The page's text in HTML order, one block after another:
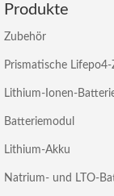
Produkte
Zubehör
Prismatische Lifepo4-
Lithium-Ionen-
Batteriemodul
Lithium-Akku
Natrium- und LTO-